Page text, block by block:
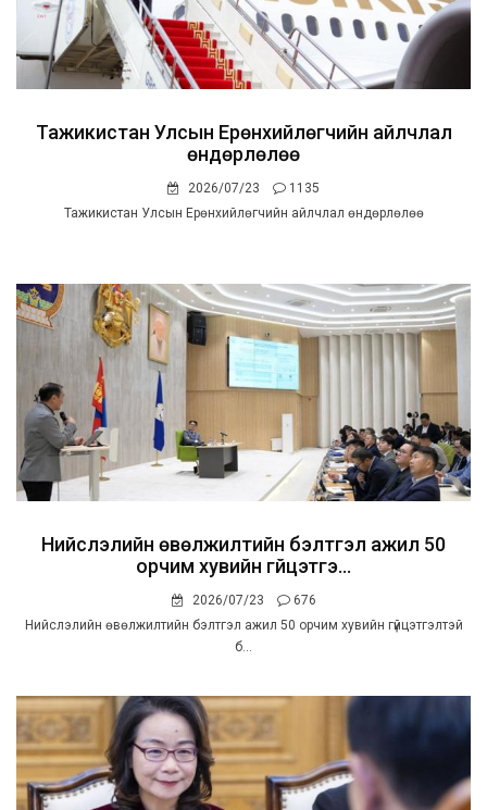
Тажикистан Улсын Ерөнхийлөгчийн айлчлал
өндөрлөлөө
2026/07/23
1135
Тажикистан Улсын Ерөнхийлөгчийн айлчлал өндөрлөлөө
Нийслэлийн өвөлжилтийн бэлтгэл ажил 50
орчим хувийн гүйцэтгэ...
2026/07/23
676
Нийслэлийн өвөлжилтийн бэлтгэл ажил 50 орчим хувийн гүйцэтгэлтэй
б...